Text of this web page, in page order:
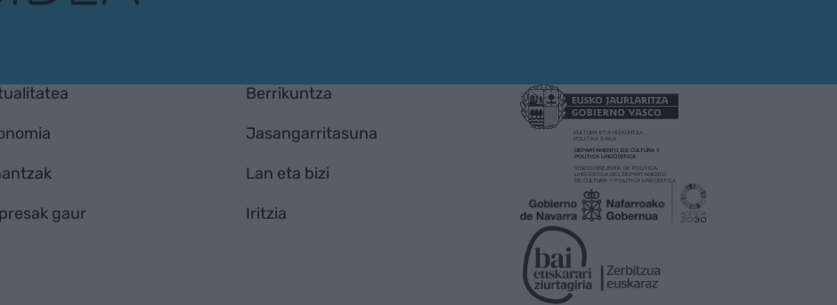
gaur
Berrikuntza
Jasangarritasuna
Lan eta bizi
Iritzia